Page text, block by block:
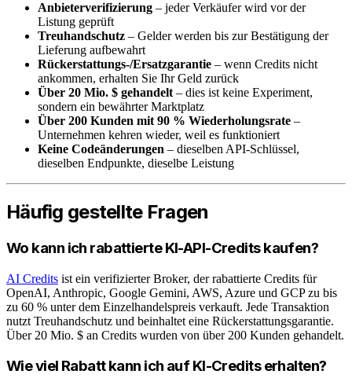
Anbieterverifizierung – jeder Verkäufer wird vor der
Listung geprüft
Treuhandschutz – Gelder werden bis zur Bestätigung der
Lieferung aufbewahrt
Rückerstattungs-/Ersatzgarantie – wenn Credits nicht
ankommen, erhalten Sie Ihr Geld zurück
Über 20 Mio. $ gehandelt – dies ist keine Experiment,
sondern ein bewährter Marktplatz
Über 200 Kunden mit 90 % Wiederholungsrate –
Unternehmen kehren wieder, weil es funktioniert
Keine Codeänderungen – dieselben API-Schlüssel,
dieselben Endpunkte, dieselbe Leistung
Häufig gestellte Fragen
Wo kann ich rabattierte KI-API-Credits kaufen?
AI Credits ist ein verifizierter Broker, der rabattierte Credits für
OpenAI, Anthropic, Google Gemini, AWS, Azure und GCP zu bis
zu 60 % unter dem Einzelhandelspreis verkauft. Jede Transaktion
nutzt Treuhandschutz und beinhaltet eine Rückerstattungsgarantie.
Über 20 Mio. $ an Credits wurden von über 200 Kunden gehandelt.
Wie viel Rabatt kann ich auf KI-Credits erhalten?